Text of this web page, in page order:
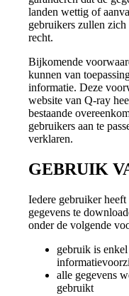
landen wettig of
gebruikers zullen
recht.
Bijkomende
kunnen van
informatie. Deze
website van Q-ray
bestaande
gebruikers aan te
verklaren.
GEBRUIK
Iedere gebruiker
gegevens te
onder de volgende
gebruik is
alle gegevens
gebruikt